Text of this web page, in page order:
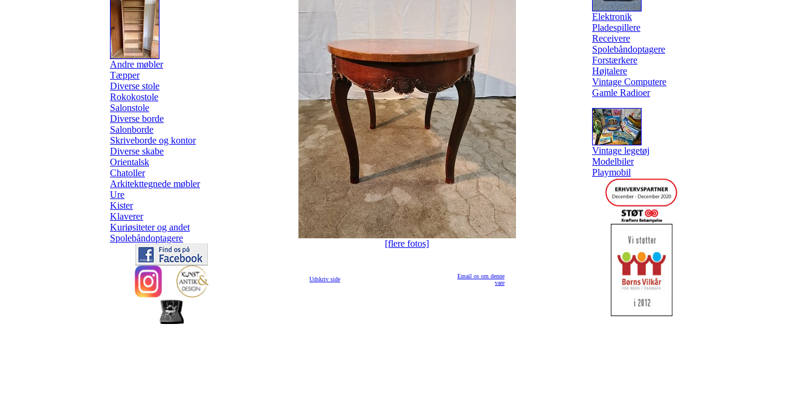
Andre møbler
Tæpper
Diverse stole
Rokokostole
Salonstole
Diverse borde
Salonborde
Skriveborde og kontor
Diverse skabe
Orientalsk
Chatoller
Arkitekttegnede møbler
Ure
Kister
Klaverer
Kuriøsiteter og andet
Spolebåndoptagere
[flere fotos]
Udskriv side
Email os om denne
vare
Elektronik
Pladespillere
Receivere
Spolebåndoptagere
Forstærkere
Højtalere
Vintage Computere
Gamle Radioer
Vintage legetøj
Modelbiler
Playmobil